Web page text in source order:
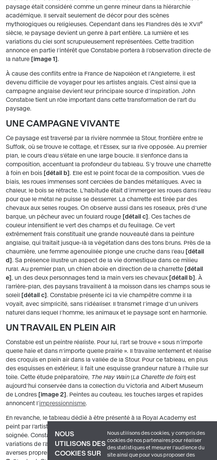
NOUS
UTILISONS DES
COOKIES SUR
Nous utilisons des cookies, y compris des
cookies de nos partenaires pour réaliser
des statistiques et mesurer l'audience du
site ainsi que pour vous proposer des
paysage était considéré comme un genre mineur dans la hiérarchie
académique. Il servait seulement de décor pour des scènes
mythologiques ou religieuses. Cependant dans les Flandres dès le XVIIe
siècle, le paysage devient un genre à part entière. La lumière et les
variations du ciel sont scrupuleusement représentées. Cette tradition
annonce en partie l’intérêt que Constable portera à l’observation directe de
la nature
image 1 .
À cause des conflits entre la France de Napoléon et l’Angleterre, il est
devenu difficile de voyager pour les artistes anglais. C’est ainsi que la
campagne anglaise devient leur principale source d’inspiration. John
Constable tient un rôle important dans cette transformation de l’art du
paysage.
UNE CAMPAGNE VIVANTE
Ce paysage est traversé par la rivière nommée la Stour, frontière entre le
Suffolk, où se trouve le cottage, et l’Essex, sur la rive opposée. Au premier
plan, le cours d’eau s’étale en une large boucle. Il s’enfonce dans la
composition, accentuant la profondeur du tableau. S’y trouve une charrette
à foin en bois
détail b . Elle est le point focal de la composition. Vues de
biais, les roues immenses sont cerclées de bandes métalliques. Avec la
chaleur, le bois se rétracte. L’habitude était d’immerger les roues dans l’eau
pour que le métal ne puisse se desserrer. La charrette est tirée par des
chevaux aux selles rouges. On observe aussi dans les roseaux, près d’une
barque, un pêcheur avec un foulard rouge
détail c . Ces taches de
couleur intensifient le vert des champs et du feuillage. Ce vert
extrêmement frais constituait une grande nouveauté dans la peinture
anglaise, qui traitait jusque-là la végétation dans des tons bruns. Près de la
chaumière, une femme agenouillée plonge une cruche dans l’eau
détail
d
. Sa présence illustre un aspect de la vie domestique dans ce milieu
rural. Au premier plan, un chien aboie en direction de la charrette
détail
e
, un des deux personnages tend la main vers les chevaux détail b . À
l’arrière-plan, des paysans travaillent à la moisson dans les champs sous le
soleil
détail c . Constable présente ici la vie champêtre comme il la
voyait, avec simplicité, sans l’idéaliser. Il transmet l’image d’un univers
naturel dans lequel l’homme, les animaux et le paysage sont en harmonie.
UN TRAVAIL EN PLEIN AIR
Constable est un peintre réaliste. Pour lui, l’art se trouve « sous n’importe
quelle haie et dans n’importe quelle prairie ». Il travaille lentement et réalise
des croquis en plein air dans la vallée de la Stour. Pour ce tableau, en plus
des esquisses en extérieur, il fait une esquisse grandeur nature à l’huile sur
toile. Cette étude préparatoire, The Hay Wain (La Charette de foin) est
aujourd’hui conservée dans la collection du Victoria and Albert Museum
de Londres
image 2 . Peintes au couteau, les touches larges et rapides
annoncent l’impressionnisme.
En revanche, le tableau dédié à être présenté à la Royal Academy est
peint par l’artiste dans son atelier londonien. La touche y est précise et
soignée. Constable représente la nature avec vérité, notamment les
variations de l’atmosphère. Le caractère instable du temps – éclaircies,
averses propres au climat océanique – est ainsi presque palpable détail